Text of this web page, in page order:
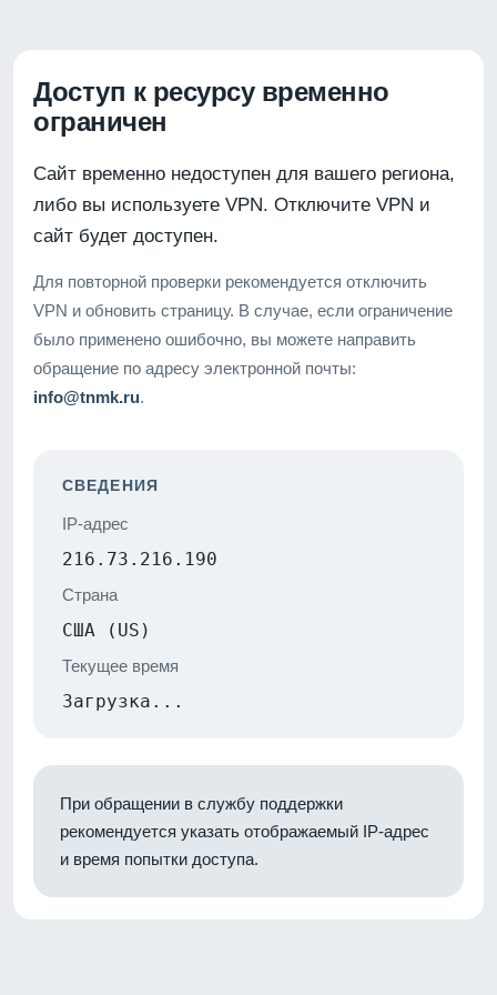
Доступ к ресурсу временно
ограничен
Сайт временно недоступен для вашего региона,
либо вы используете VPN. Отключите VPN и
сайт будет доступен.
Для повторной проверки рекомендуется отключить
VPN и обновить страницу. В случае, если ограничение
было применено ошибочно, вы можете направить
обращение по адресу электронной почты:
info@tnmk.ru.
СВЕДЕНИЯ
IP-адрес
216.73.216.190
Страна
США (US)
Текущее время
Загрузка...
При обращении в службу поддержки
рекомендуется указать отображаемый IP-адрес
и время попытки доступа.